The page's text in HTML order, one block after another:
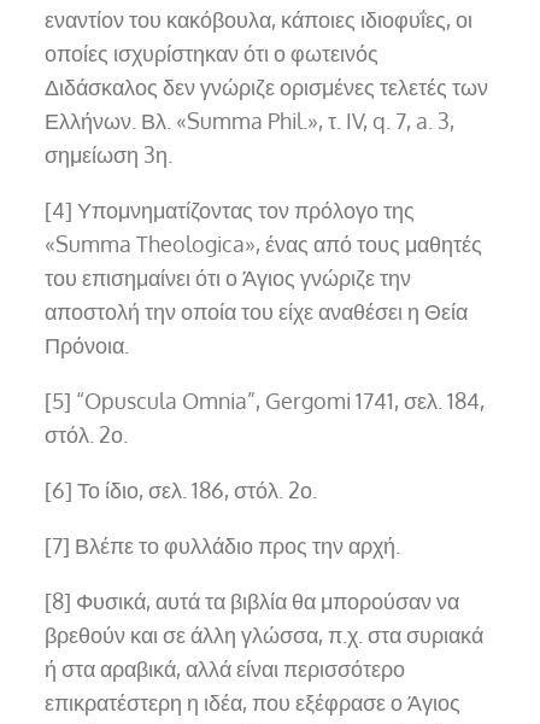
εναντίον του κακόβουλα, κάποιες ιδιοφυΐες, οι
οποίες ισχυρίστηκαν ότι ο φωτεινός
Διδάσκαλος δεν γνώριζε ορισμένες τελετές των
Ελλήνων. Βλ. «Summa Phil.», τ. IV, q. 7, a. 3,
σημείωση 3η.
[4] Υπομνηματίζοντας τον πρόλογο της
«Summa Theologica», ένας από τους μαθητές
του επισημαίνει ότι ο Άγιος γνώριζε την
αποστολή την οποία του είχε αναθέσει η Θεία
Πρόνοια.
[5] “Opuscula Omnia”, Gergomi 1741, σελ. 184,
στόλ. 2ο.
[6] Το ίδιο, σελ. 186, στόλ. 2ο.
[7] Βλέπε το φυλλάδιο προς την αρχή.
[8] Φυσικά, αυτά τα βιβλία θα μπορούσαν να
βρεθούν και σε άλλη γλώσσα, π.χ. στα συριακά
ή στα αραβικά, αλλά είναι περισσότερο
επικρατέστερη η ιδέα, που εξέφρασε ο Άγιος